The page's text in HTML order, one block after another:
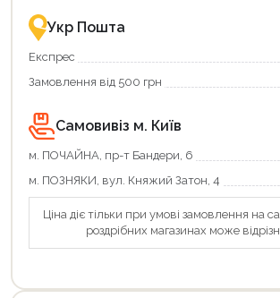
зручно
та
державною
підтримкою!
Укр Пошта
Експрес
Замовлення від 500 грн
Самовивіз м. Київ
м. ПОЧАЙНА, пр-т Бандери, 6
м. ПОЗНЯКИ, вул. Княжий Затон, 4
Ціна діє тільки при умові замовлення на
роздрібних магазинах може